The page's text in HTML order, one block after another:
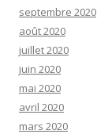
septembre 2020
août 2020
juillet 2020
juin 2020
mai 2020
avril 2020
mars 2020